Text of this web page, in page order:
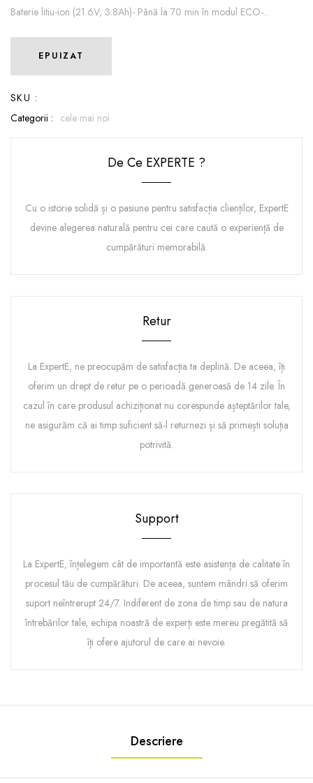
Baterie litiu-ion (21.6V, 3.8Ah)- Până la 70 min în modul ECO-...
EPUIZAT
SKU :
Categorii : cele mai noi
De Ce EXPERTE ?
Cu o istorie solidă și o pasiune pentru satisfacția clienților, ExpertE
devine alegerea naturală pentru cei care caută o experiență de
cumpărături memorabilă.
Retur
La ExpertE, ne preocupăm de satisfacția ta deplină. De aceea, îți
oferim un drept de retur pe o perioadă generoasă de 14 zile. În
cazul în care produsul achiziționat nu corespunde așteptărilor tale,
ne asigurăm că ai timp suficient să-l returnezi și să primești soluția
potrivită.
Support
La ExpertE, înțelegem cât de importantă este asistența de calitate în
procesul tău de cumpărături. De aceea, suntem mândri să oferim
suport neîntrerupt 24/7. Indiferent de zona de timp sau de natura
întrebărilor tale, echipa noastră de experți este mereu pregătită să
îți ofere ajutorul de care ai nevoie.
Descriere